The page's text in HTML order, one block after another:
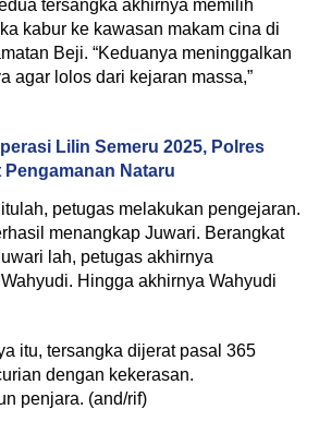
tersangka akhirnya memilih
kabur ke kawasan makam cina di
Beji. “Keduanya meninggalkan
agar lolos dari kejaran massa,”
Lilin Semeru 2025, Polres
Nataru
petugas melakukan pengejaran.
menangkap Juwari. Berangkat
lah, petugas akhirnya
Hingga akhirnya Wahyudi
itu, tersangka dijerat pasal 365
dengan kekerasan.
penjara. (and/rif)